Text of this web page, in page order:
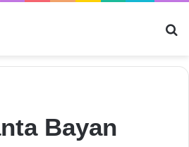
Bayan